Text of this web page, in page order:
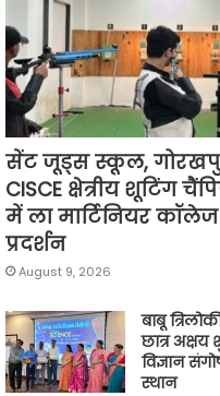
सेंट जूड्स स्कूल, गोरखपुर
CISCE क्षेत्रीय शूटिंग
में ला मार्टिनियर
प्रदर्शन
August 9, 2026
बाबू
छात्र
विज्ञान
स्थान